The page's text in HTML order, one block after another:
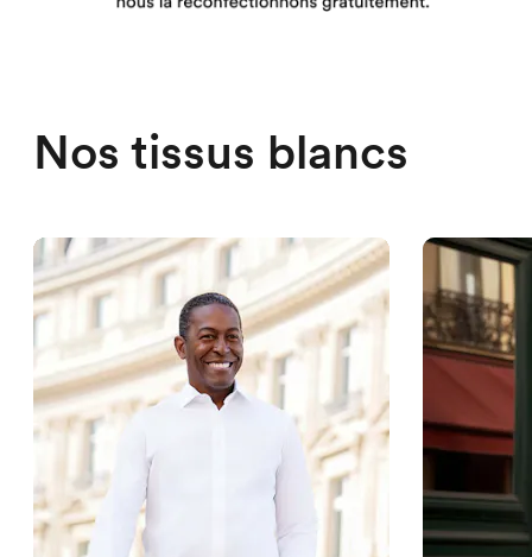
Nos tissus blancs